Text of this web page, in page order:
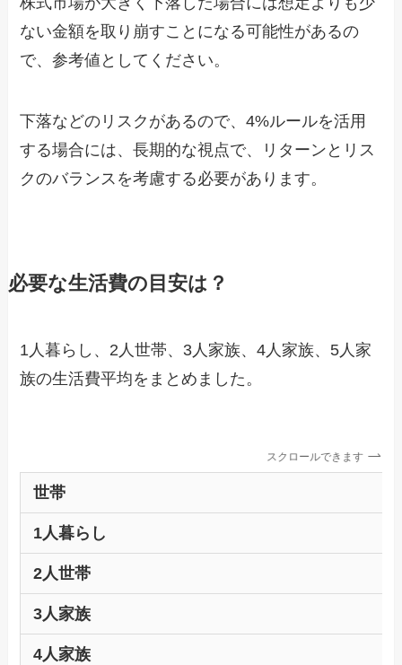
ない金額を取り崩すことになる可能性があるの
で、参考値としてください。
下落などのリスクがあるので、4%ルールを活用
する場合には、長期的な視点で、リターンとリス
クのバランスを考慮する必要があります。
必要な生活費の目安は？
1人暮らし、2人世帯、3人家族、4人家族、5人家
族の生活費平均をまとめました。
スクロールできます
世帯
1人暮らし
2人世帯
3人家族
4人家族